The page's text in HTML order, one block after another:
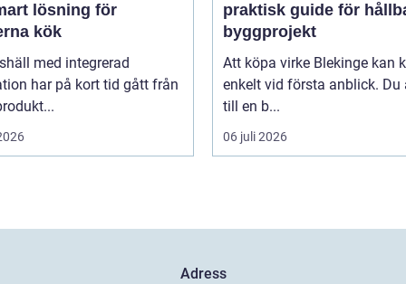
lösning för
kök
med integrerad
har på kort tid gått från
praktisk guide för
byggprojekt
Att köpa virke Blekinge kan
enkelt vid första anblick. Du
till en b...
06 juli 2026
Adress